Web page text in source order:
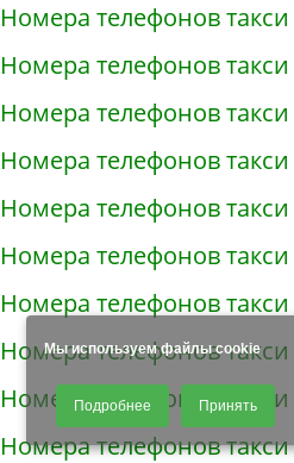
Мы используем файлы cookie
Продолжая использовать наш сайт, Вы
файлов - COOKIES, пользовательских
данные об идентификаторе браузера,
доступа к сайту, история поисковых
Подробнее Принять
Номера телефонов такси
Номера телефонов
Номера телефонов такси
Номера телефонов
Номера телефонов
Номера телефонов
Номера телефонов
Номера телефонов такси
Номера телефонов
Номера телефонов